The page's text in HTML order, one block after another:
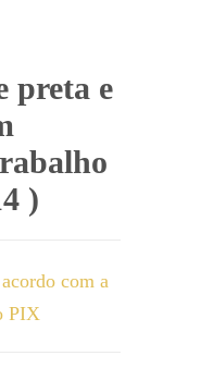
preta e
)
com a
PIX